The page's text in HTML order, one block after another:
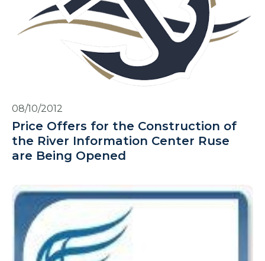
08/10/2012
Price Offers for the Construction of
the River Information Center Ruse
are Being Opened